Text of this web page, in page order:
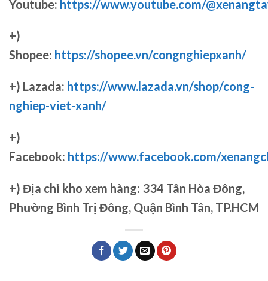
Youtube: https://www.youtube.com/
+)
Shopee: https://shopee.vn/congnghiepxanh/
+) Lazada: https://www.lazada.vn/shop/cong-
nghiep-viet-xanh/
+)
Facebook: https://www.facebook.com/
+) Địa chỉ kho xem hàng: 334 Tân Hòa Đông,
Phường Bình Trị Đông, Quận Bình Tân, TP.HCM